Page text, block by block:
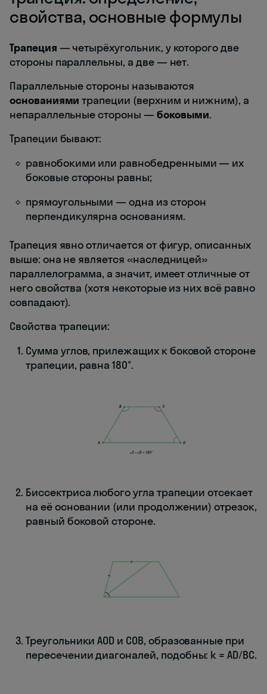
свойства, основные формулы
Трапеция — четырёхугольник, у которого две
стороны параллельны, а две — нет.
Параллельные стороны называются
основаниями трапеции (верхним и нижним), а
непараллельные стороны — боковыми.
Трапеции бывают:
равнобокими или равнобедренными — их
боковые стороны равны;
прямоугольными — одна из сторон
перпендикулярна основаниям.
Трапеция явно отличается от фигур, описанных
выше: она не является «наследницей»
параллелограмма, а значит, имеет отличные от
него свойства (хотя некоторые из них всё равно
совпадают).
Свойства трапеции:
Сумма углов, прилежащих к боковой стороне
трапеции, равна 180°.
Биссектриса любого угла трапеции отсекает
на её основании (или продолжении) отрезок,
равный боковой стороне.
Треугольники AOD и COB, образованные при
пересечении диагоналей, подобны: k = AD/BC.